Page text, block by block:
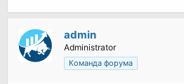
admin
Administrator
Команда форума